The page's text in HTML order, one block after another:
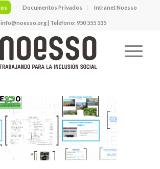
Documentos Privados Intranet Noesso
info@noesso.org| Teléfono: 950 555 535